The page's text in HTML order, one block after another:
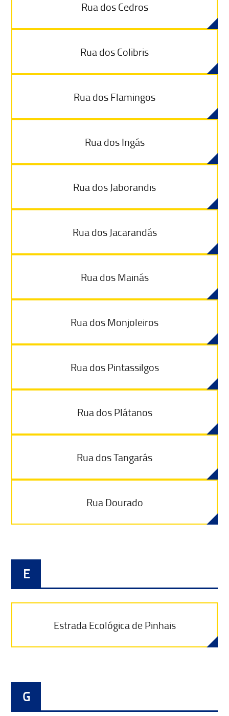
Rua dos Cedros
Rua dos Colibris
Rua dos Flamingos
Rua dos Ingás
Rua dos Jaborandis
Rua dos Jacarandás
Rua dos Mainás
Rua dos Monjoleiros
Rua dos Pintassilgos
Rua dos Plátanos
Rua dos Tangarás
Rua Dourado
E
Estrada Ecológica de Pinhais
G